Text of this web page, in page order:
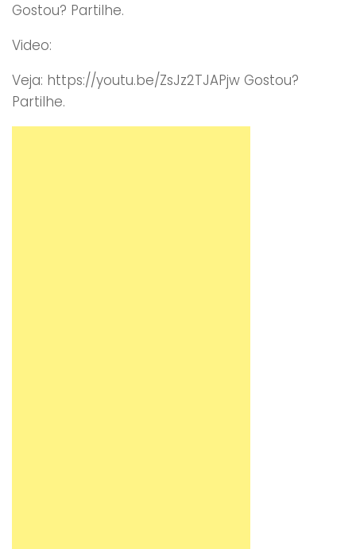
Gostou? Partilhe.
Video:
Veja: https://youtu.be/ZsJz2TJAPjw Gostou?
Partilhe.